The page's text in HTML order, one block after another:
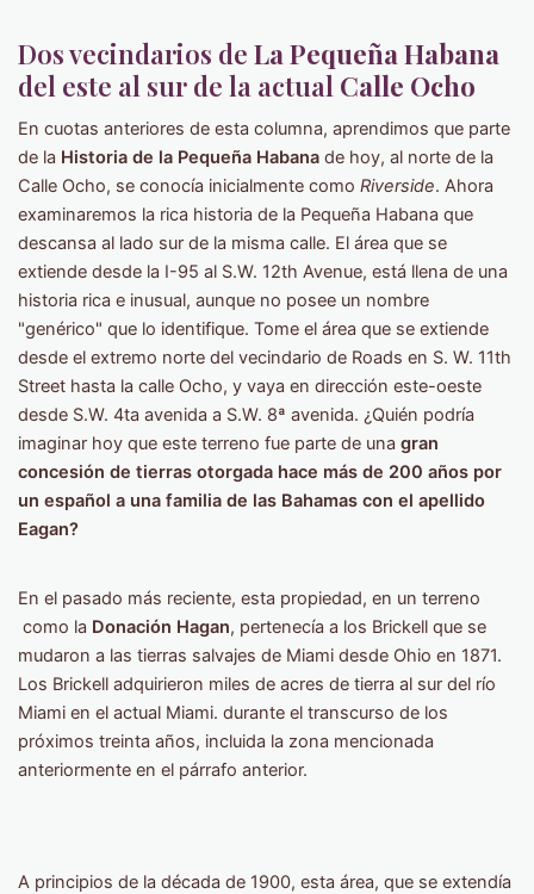
Dos vecindarios de La Pequeña Habana
del este al sur de la actual Calle Ocho
En cuotas anteriores de esta columna, aprendimos que parte
de la Historia de la Pequeña Habana de hoy, al norte de la
Calle Ocho, se conocía inicialmente como Riverside. Ahora
examinaremos la rica historia de la Pequeña Habana que
descansa al lado sur de la misma calle. El área que se
extiende desde la I-95 al S.W. 12th Avenue, está llena de una
historia rica e inusual, aunque no posee un nombre
"genérico" que lo identifique. Tome el área que se extiende
desde el extremo norte del vecindario de Roads en S. W. 11th
Street hasta la calle Ocho, y vaya en dirección este-oeste
desde S.W. 4ta avenida a S.W. 8ª avenida. ¿Quién podría
imaginar hoy que este terreno fue parte de una gran
concesión de tierras otorgada hace más de 200 años por
un español a una familia de las Bahamas con el apellido
Eagan?
En el pasado más reciente, esta propiedad, en un terreno
como la Donación Hagan, pertenecía a los Brickell que se
mudaron a las tierras salvajes de Miami desde Ohio en 1871.
Los Brickell adquirieron miles de acres de tierra al sur del río
Miami en el actual Miami. durante el transcurso de los
próximos treinta años, incluida la zona mencionada
anteriormente en el párrafo anterior.
A principios de la década de 1900, esta área, que se extendía